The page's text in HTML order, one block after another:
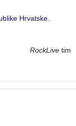
Hrvatske.
RockLive tim